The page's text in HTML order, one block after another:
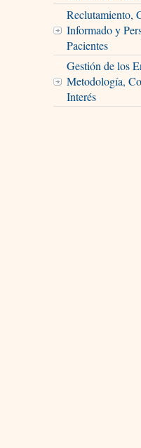
Reclutamiento,
Informado y
Pacientes
Gestión de los
Metodología,
Interés